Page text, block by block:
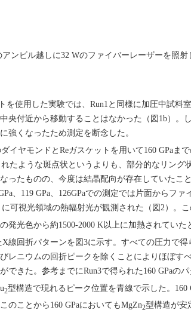
ンビル越しに32 Wのファイバーレーザーを照
を使用した実験では、Run1と同様に加圧中試料
央付近から移動することはなかった（図1b）。
強くなったため測定を断念した。
イヤモンドとReガスケットを用いて160 GPaま
たような斑点状というよりも、部分的なリング
ったものの、今度は結晶配向が存在していたこ
、119 GPa、126GPaでの測定では片面からフ
可視光領域の熱輻射光が観測された（図2）。
発光色から約1500-2000 K以上に加熱されていた
線回折パターンを図3に示す。すべての圧力で
レニウムの回折ピークを除くことによりほぼす
できた。参考までにRun3で得られた160 GPaの
2型構造で現れるピーク位置を青線で示した。160
のことから160 GPaにおいてもMgZn2型構造が安